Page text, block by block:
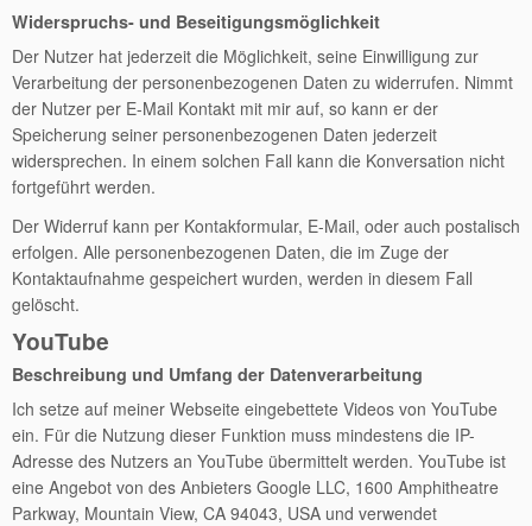
Widerspruchs- und Beseitigungsmöglichkeit
Der Nutzer hat jederzeit die Möglichkeit, seine Einwilligung zur
Verarbeitung der personenbezogenen Daten zu widerrufen. Nimmt
der Nutzer per E-Mail Kontakt mit mir auf, so kann er der
Speicherung seiner personenbezogenen Daten jederzeit
widersprechen. In einem solchen Fall kann die Konversation nicht
fortgeführt werden.
Der Widerruf kann per Kontakformular, E-Mail, oder auch postalisch
erfolgen. Alle personenbezogenen Daten, die im Zuge der
Kontaktaufnahme gespeichert wurden, werden in diesem Fall
gelöscht.
YouTube
Beschreibung und Umfang der Datenverarbeitung
Ich setze auf meiner Webseite eingebettete Videos von YouTube
ein. Für die Nutzung dieser Funktion muss mindestens die IP-
Adresse des Nutzers an YouTube übermittelt werden. YouTube ist
eine Angebot von des Anbieters Google LLC, 1600 Amphitheatre
Parkway, Mountain View, CA 94043, USA und verwendet